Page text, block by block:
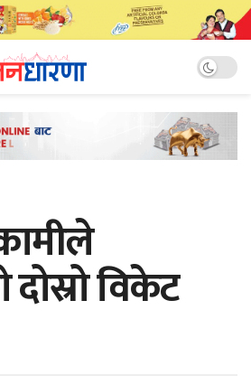
विकेट